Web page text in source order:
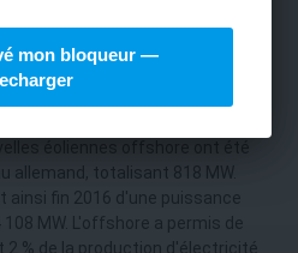
en 2016
allemand, totalisant 818 MW.
ainsi fin 2016 d'une puissance
MW. L'offshore a permis de
2 % de la production d'électricité
mon bloqueur —